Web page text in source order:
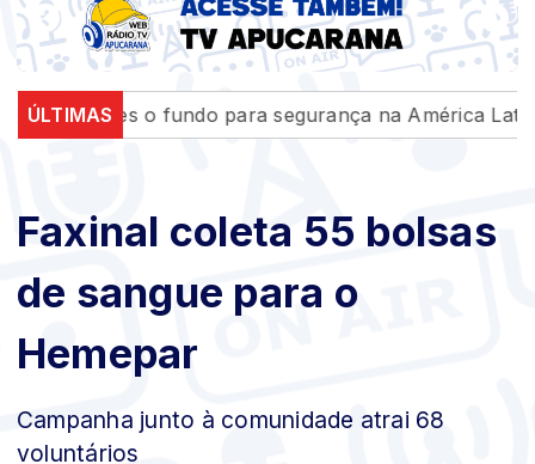
ÚLTIMAS
o fundo para segurança na América Latina
Faxinal coleta 55 bolsas
de sangue para o
Hemepar
Campanha junto à comunidade atrai 68
voluntários